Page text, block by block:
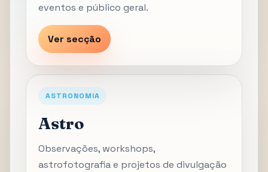
eventos e público geral.
Ver secção
ASTRONOMIA
Astro
Observações, workshops,
astrofotografia e projetos de divulgação